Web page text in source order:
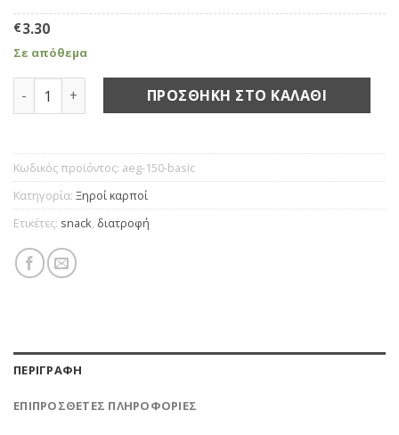
€3.30
Σε απόθεμα
Αιγίνης ωμά ποσότηταΠΡΟΣΘΉΚΗ ΣΤΟ ΚΑΛΆΘΙ
Κωδικός προϊόντος: aeg-150-basic
Κατηγορία: Ξηροί καρποί
Ετικέτες: snack, διατροφή
ΠΕΡΙΓΡΑΦΉ
ΕΠΙΠΡΌΣΘΕΤΕΣ ΠΛΗΡΟΦΟΡΊΕΣ